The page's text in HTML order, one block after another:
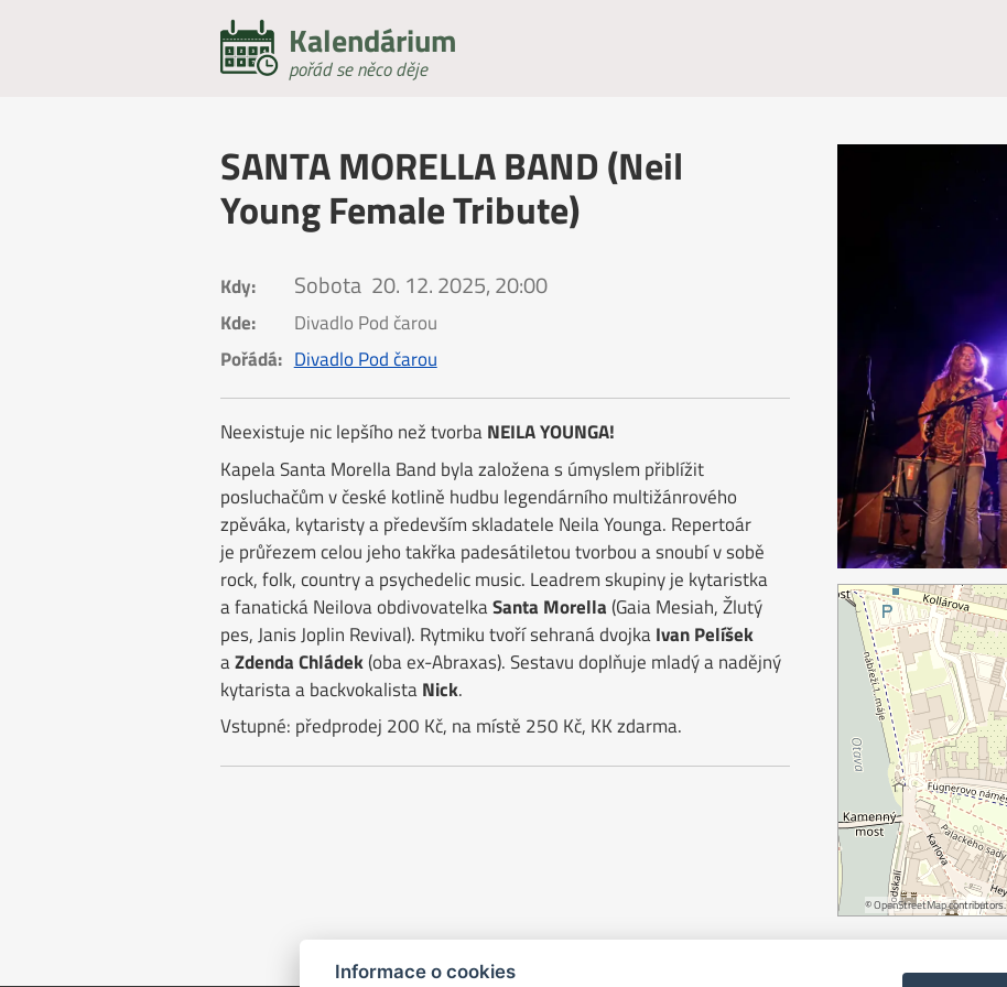
Kalendárium
pořád se něco děje
SANTA MORELLA BAND (Neil
Young Female Tribute)
Kdy: Sobota 20. 12. 2025, 20:00
Kde:
Divadlo Pod čarou
Pořádá: Divadlo Pod čarou
Neexistuje nic lepšího než tvorbaNEILA YOUNGA!
Kapela Santa Morella Band byla založena s úmyslem přiblížit
posluchačům v české kotlině hudbu legendárního multižánrového
zpěváka, kytaristy a především skladatele Neila Younga. Repertoár
je průřezem celou jeho takřka padesátiletou tvorbou a snoubí v sobě
rock, folk, country a psychedelic music. Leadrem skupiny je kytaristka
a fanatická Neilova obdivovatelkaSanta Morella (Gaia Mesiah, Žlutý
pes, Janis Joplin Revival). Rytmiku tvoří sehraná dvojkaIvan Pelíšek
aZdenda Chládek(oba ex-Abraxas). Sestavu doplňuje mladý a nadějný
kytarista a backvokalistaNick.
Vstupné: předprodej 200 Kč, na místě 250 Kč, KK zdarma.
©OpenStreetMapcontributors.
Informace o cookies